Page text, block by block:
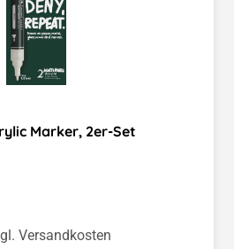
Marker, 2er-Set
Versandkosten